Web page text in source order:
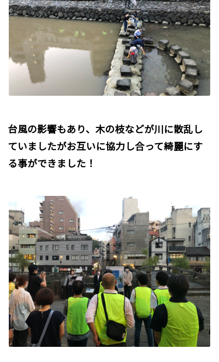
台風の影響もあり、木の枝などが川に散乱し
ていましたがお互いに協力し合って綺麗にす
る事ができました！